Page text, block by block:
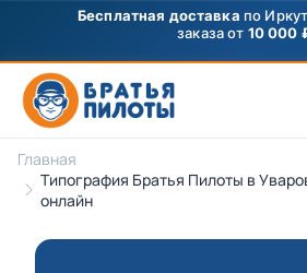
Бесплатная доставка по
заказа от 10 000
Главная
Типография Братья Пилоты в
онлайн